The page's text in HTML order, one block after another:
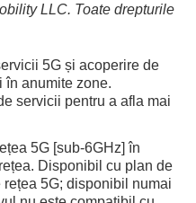
LLC. Toate drepturile
5G și acoperire de
în anumite zone.
servicii pentru a afla mai
5G [sub-6GHz] în
Disponibil cu plan de
5G; disponibil numai